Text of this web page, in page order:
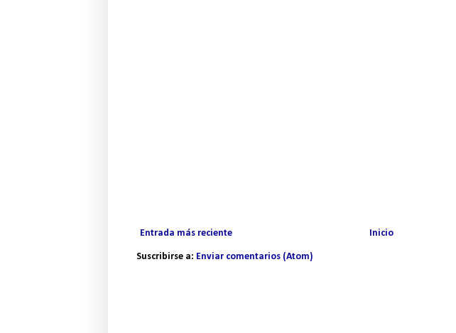
Entrada más reciente Inicio
Suscribirse a: Enviar comentarios (Atom)